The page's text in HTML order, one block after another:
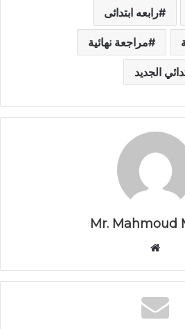
رابعه ابتدائى
مراجعة نهائية
الجديد
Mr. Mahmoud
ق
ع
ا